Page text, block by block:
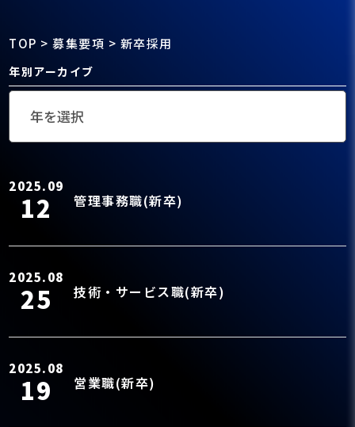
TOP >募集要項 > 新卒採用
年別アーカイブ
2025.09
12 管理事務職(新卒)
2025.08
25 技術・サービス職(新卒)
2025.08
19 営業職(新卒)